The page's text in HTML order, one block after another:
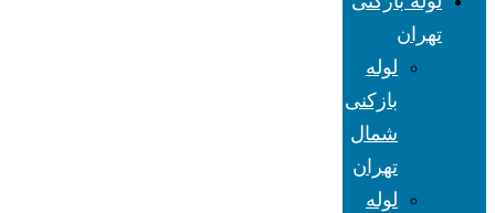
تهران
لوله
بازکنی
شمال
تهران
لوله